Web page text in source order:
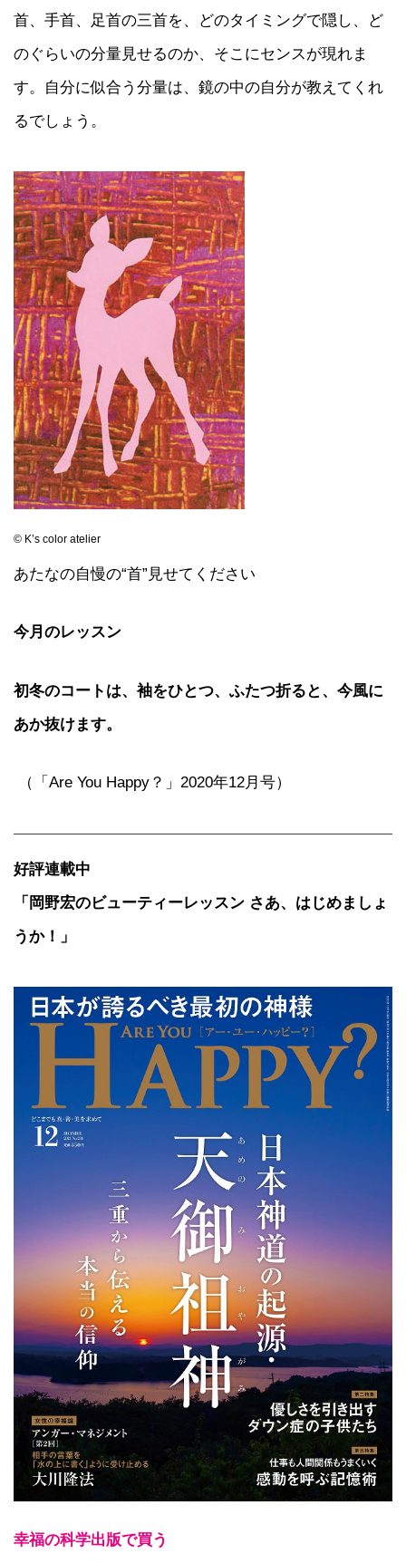
首、手首、足首の三首を、どのタイミングで隠し、ど
のぐらいの分量見せるのか、そこにセンスが現れま
す。自分に似合う分量は、鏡の中の自分が教えてくれ
るでしょう。
© K’s color atelier
あたなの自慢の“首”見せてください
今月のレッスン
初冬のコートは、袖をひとつ、ふたつ折ると、今風に
あか抜けます。
（「Are You Happy？」2020年12月号）
好評連載中
「岡野宏のビューティーレッスン さあ、はじめましょ
うか！」
幸福の科学出版で買う